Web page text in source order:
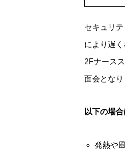
セキュリ
により遅く
2Fナース
面会とな
以下の場
発熱や